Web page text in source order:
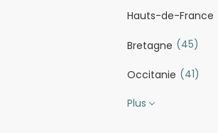
Hauts-de-France
Bretagne (45)
Occitanie (41)
Plus